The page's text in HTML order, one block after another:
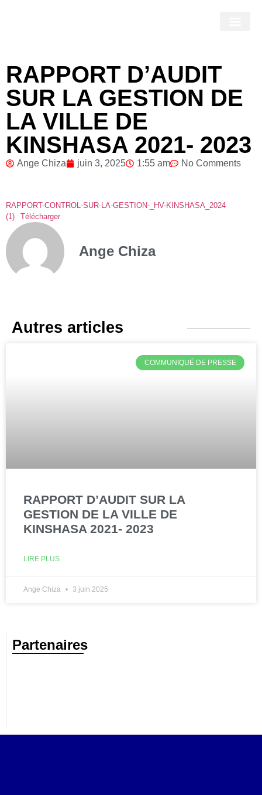
RAPPORT D’AUDIT
SUR LA GESTION DE
LA VILLE DE
KINSHASA 2021- 2023
Ange Chiza juin 3, 2025 1:55 am No Comments
RAPPORT-CONTROL-SUR-LA-GESTION-_HV-KINSHASA_2024
(1)
Télécharger
Ange Chiza
Autres articles
COMMUNIQUÉ DE PRESSE
RAPPORT D’AUDIT SUR LA
GESTION DE LA VILLE DE
KINSHASA 2021- 2023
LIRE PLUS
Ange Chiza 3 juin 2025
Partenaires